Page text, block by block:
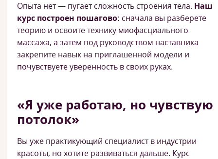
Опыта нет — пугает сложность строения тела. Наш
курс построен пошагово: сначала вы разберете
теорию и освоите технику миофасциального
массажа, а затем под руководством наставника
закрепите навык на приглашенной модели и
почувствуете уверенность в своих руках.
«Я уже работаю, но чувствую
потолок»
Вы уже практикующий специалист в индустрии
красоты, но хотите развиваться дальше. Курс